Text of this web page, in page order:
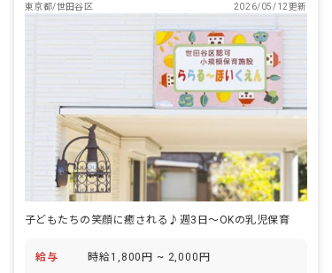
東京都/世田谷区
2026/05/12更新
子どもたちの笑顔に癒される♪週3日〜OKの乳児保育
給与 時給1,800円 ~ 2,000円